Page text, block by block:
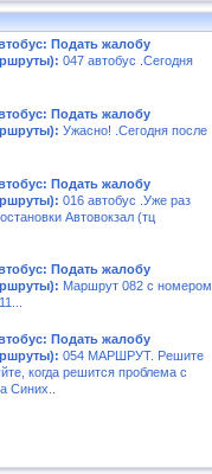
Подать жалобу
047 автобус .Сегодня
Подать жалобу
Ужасно! .Сегодня после
Подать жалобу
016 автобус .Уже раз
Автовокзал (тц
Подать жалобу
Маршрут 082 с номером
Подать жалобу
054 МАРШРУТ. Решите
когда решится проблема с
Синих..